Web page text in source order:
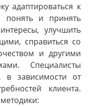
адаптироваться к
понять и принять
улучшить
справиться со
и другими
Специалисты
в зависимости от
клиента.